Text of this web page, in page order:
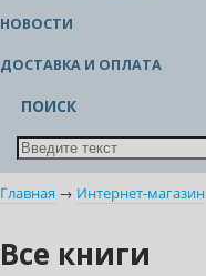
НОВОСТИ
ДОСТАВКА И ОПЛАТА
ПОИСК
Главная → Интернет-магазин
Все книги